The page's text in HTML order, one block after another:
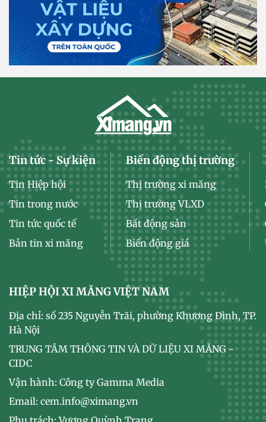
Tin tức - Sự kiện
Tin Hiệp hội
Tin trong nước
Tin tức quốc tế
Bản tin xi măng
Biến động thị trường
Thị trường xi măng
Thị trường VLXD
Bất động sản
Biến động giá
HIỆP HỘI XI MĂNG VIỆT NAM
Địa chỉ: số 235 Nguyễn Trãi, phường Khương Đình, TP.
Hà Nội
TRUNG TÂM THÔNG TIN VÀ DỮ LIỆU XI MĂNG -
CIDC
Vận hành: Công ty Gamma Media
Email: cem.info@ximang.vn